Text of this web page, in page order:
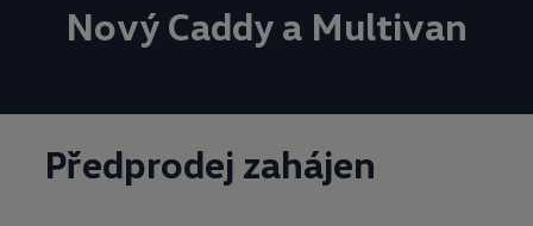
Nový Caddy a Multivan
Předprodej zahájen